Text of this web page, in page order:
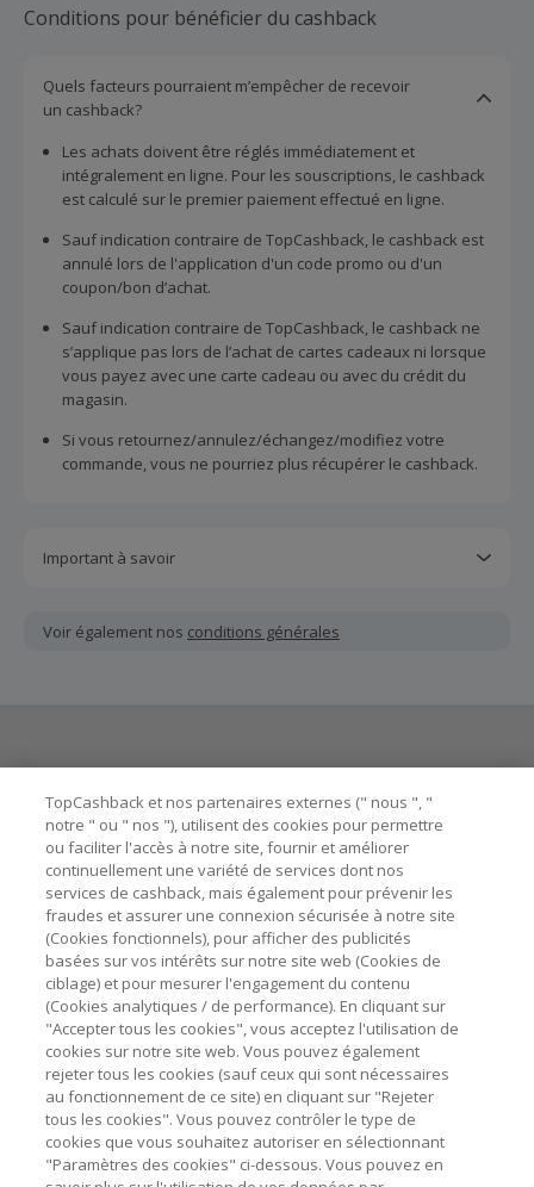
Conditions pour bénéficier du cashback
Quels facteurs pourraient m’empêcher de recevoir
un cashback?
Les achats doivent être réglés immédiatement et
intégralement en ligne. Pour les souscriptions, le cashback
est calculé sur le premier paiement effectué en ligne.
Sauf indication contraire de TopCashback, le cashback est
annulé lors de l'application d'un code promo ou d'un
coupon/bon d’achat.
Sauf indication contraire de TopCashback, le cashback ne
s’applique pas lors de l’achat de cartes cadeaux ni lorsque
vous payez avec une carte cadeau ou avec du crédit du
magasin.
Si vous retournez/annulez/échangez/modifiez votre
commande, vous ne pourriez plus récupérer le cashback.
Important à savoir
ou non reçu doivent être soumises au plus tard dans les
100 jours qui suivent la date d'achat.
La validité et le montant du cashback sont calculés par les
marchands sur le montant hors TVA/taxes et hors frais de
livraison/d’emballage/de service.
L'utilisation de plugins tels que Honey, AdBlock, uBlock, Pi-
hole et VPN peut bloquer le suivi de votre commande.
Pour chaque nouvelle transaction, il faut revenir sur
TopCashback et cliquer sur le bouton rose de cashback
pour accéder au site marchand et faire votre achat.
Assurez-vous que le lien TopCashback est le dernier lien
utilisé pour visiter le site marchand avant de finaliser votre
achat.
Tout compte impliqué dans des commandes ou activités
frauduleuses pour manipuler le système de cashback sera
clôturé et leur cashback confisqué.
Voir également nos conditions générales
Astuces pour économiser
A propos de
Contactez-nous
Mentions légales
Nos sites UK US CN JP DE AU
TopCashback et nos partenaires externes (" nous ", "
notre " ou " nos "), utilisent des cookies pour permettre
ou faciliter l'accès à notre site, fournir et améliorer
continuellement une variété de services dont nos
services de cashback, mais également pour prévenir les
fraudes et assurer une connexion sécurisée à notre site
(Cookies fonctionnels), pour afficher des publicités
basées sur vos intérêts sur notre site web (Cookies de
ciblage) et pour mesurer l'engagement du contenu
(Cookies analytiques / de performance). En cliquant sur
"Accepter tous les cookies", vous acceptez l'utilisation de
cookies sur notre site web. Vous pouvez également
rejeter tous les cookies (sauf ceux qui sont nécessaires
au fonctionnement de ce site) en cliquant sur "Rejeter
tous les cookies". Vous pouvez contrôler le type de
cookies que vous souhaitez autoriser en sélectionnant
"Paramètres des cookies" ci-dessous. Vous pouvez en